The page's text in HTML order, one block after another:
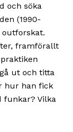
och söka
(1990-
framförallt
ut och titta
hur han fick
funkar? Vilka